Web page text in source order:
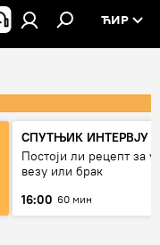
ЋИР
СПУТЊИК ИНТЕРВЈУ
Постоји ли рецепт за
везу или брак
16:00 60 мин